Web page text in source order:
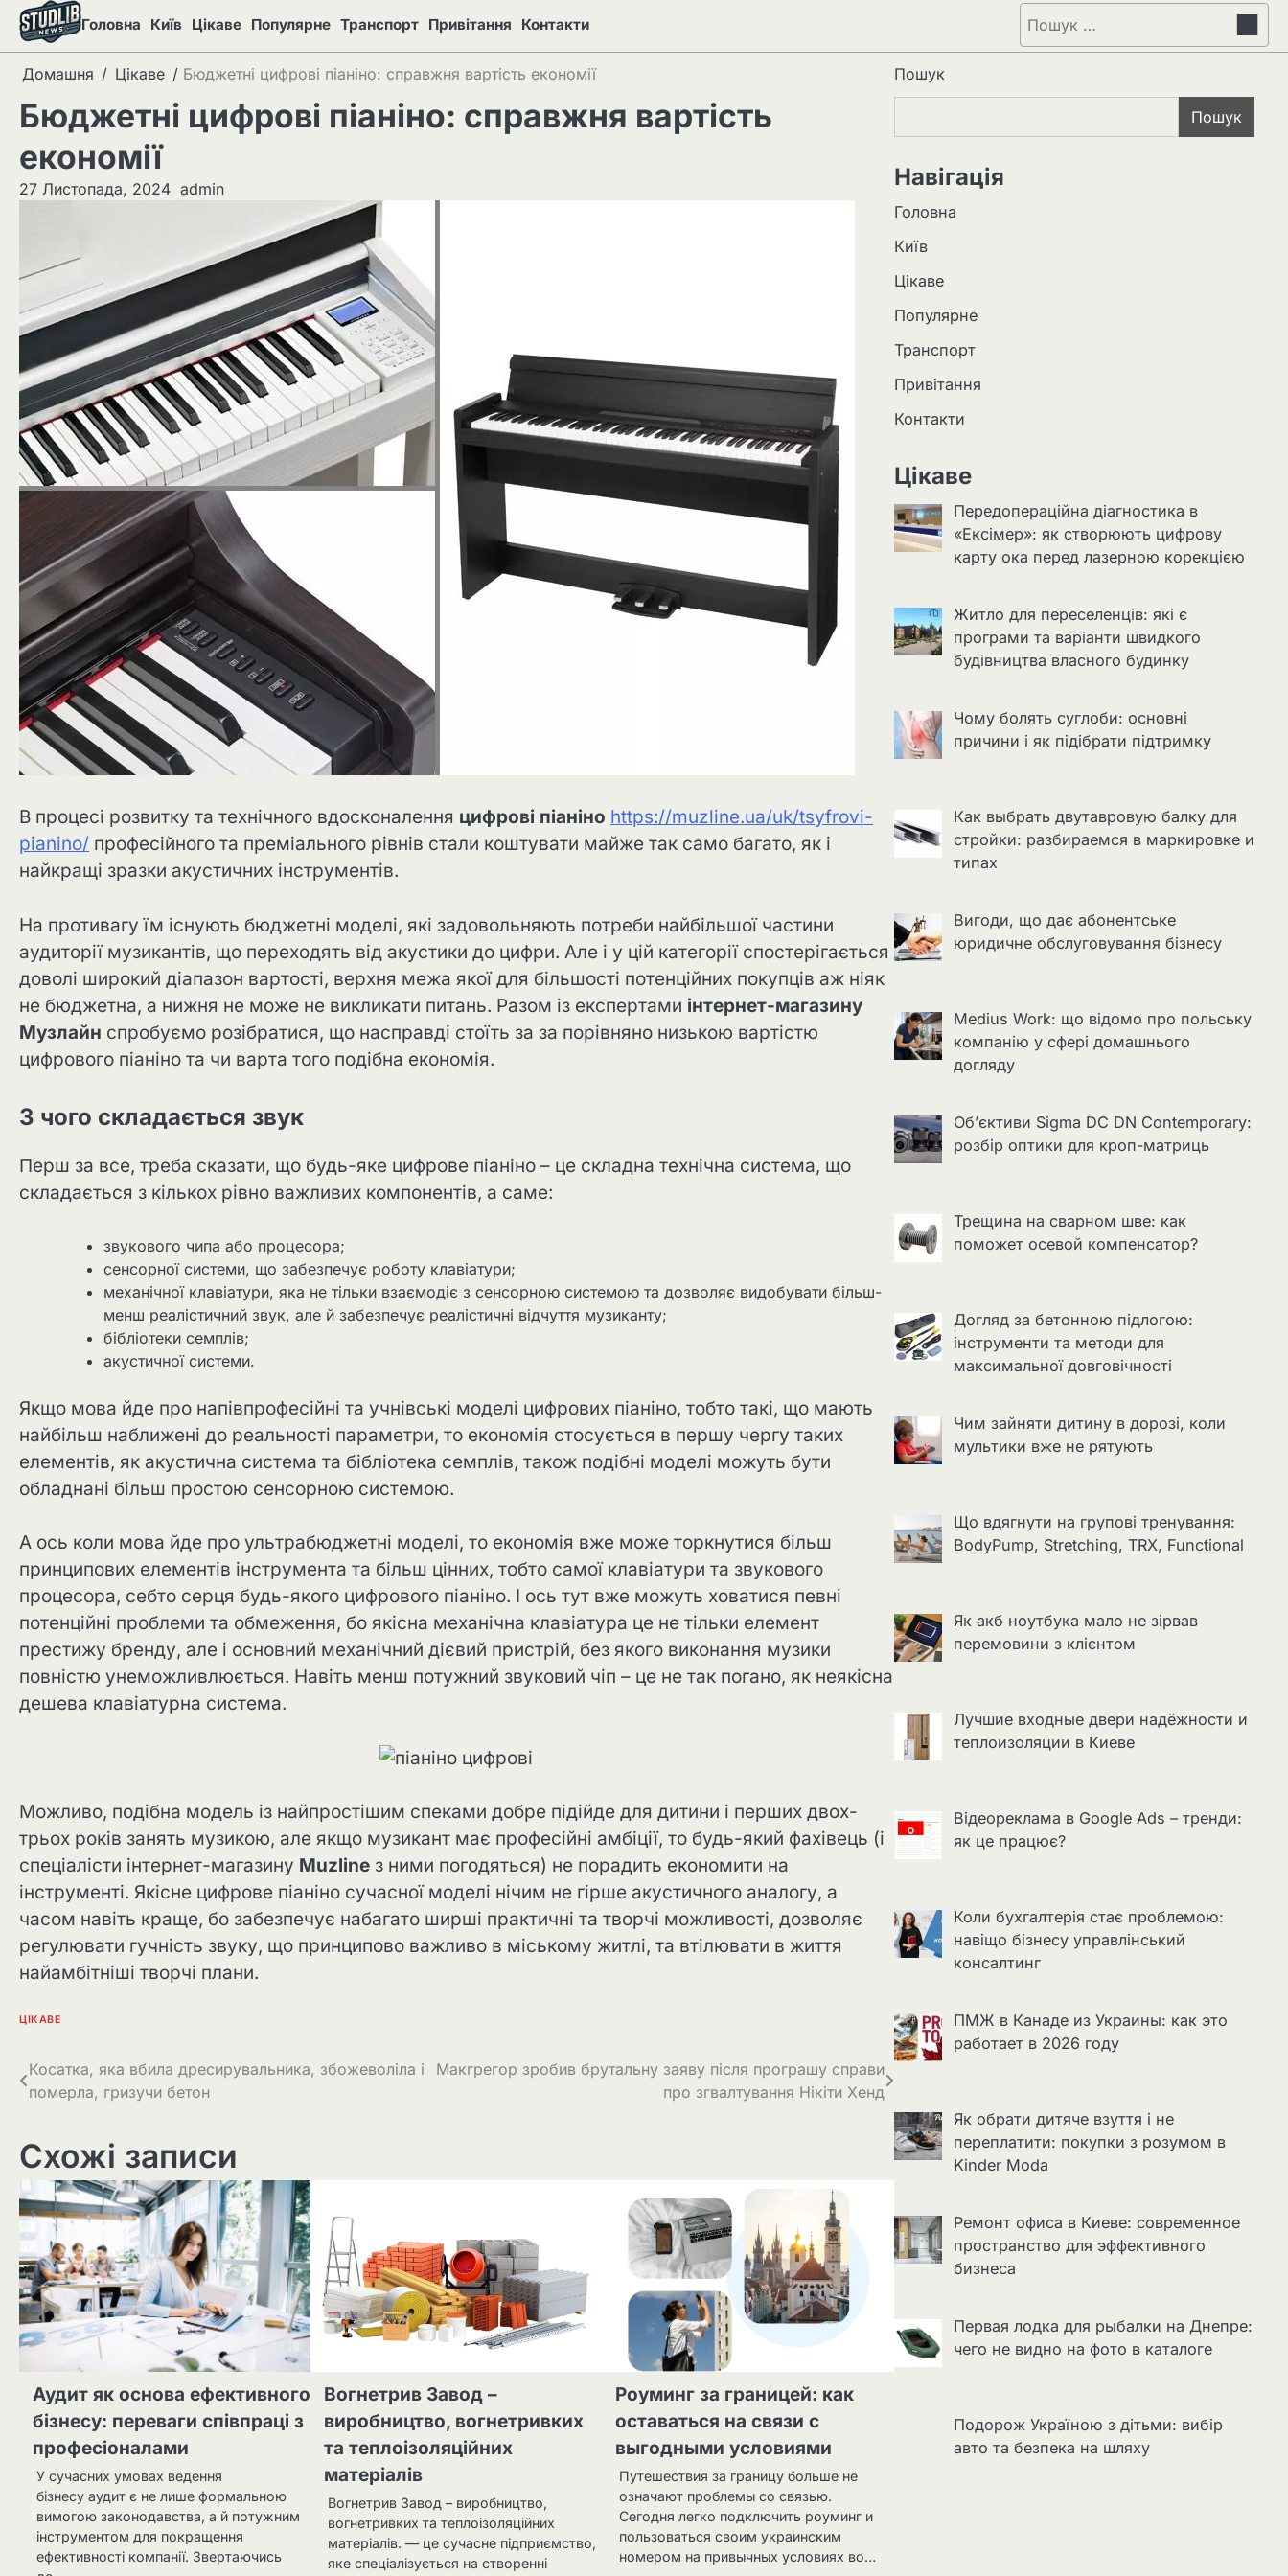
Перейти
вмісту
Головна Київ Цікаве Популярне Транспорт Привітання Контакти Пошук:
Домашня Цікаве Бюджетні цифрові піаніно: справжня вартість економії
Бюджетні цифрові піаніно: справжня вартість
економії
27 Листопада, 2024 admin
В процесі розвитку та технічного вдосконалення цифрові піаніно https://muzline.ua/uk/tsyfrovi-
pianino/ професійного та преміального рівнів стали коштувати майже так само багато, як і
найкращі зразки акустичних інструментів.
На противагу їм існують бюджетні моделі, які задовольняють потреби найбільшої частини
аудиторії музикантів, що переходять від акустики до цифри. Але і у цій категорії спостерігається
доволі широкий діапазон вартості, верхня межа якої для більшості потенційних покупців аж ніяк
не бюджетна, а нижня не може не викликати питань. Разом із експертами інтернет-магазину
Музлайн спробуємо розібратися, що насправді стоїть за за порівняно низькою вартістю
цифрового піаніно та чи варта того подібна економія.
З чого складається звук
Перш за все, треба сказати, що будь-яке цифрове піаніно – це складна технічна система, що
складається з кількох рівно важливих компонентів, а саме:
звукового чипа або процесора;
сенсорної системи, що забезпечує роботу клавіатури;
механічної клавіатури, яка не тільки взаємодіє з сенсорною системою та дозволяє видобувати більш-
менш реалістичний звук, але й забезпечує реалістичні відчуття музиканту;
бібліотеки семплів;
акустичної системи.
Якщо мова йде про напівпрофесійні та учнівські моделі цифрових піаніно, тобто такі, що мають
найбільш наближені до реальності параметри, то економія стосується в першу чергу таких
елементів, як акустична система та бібліотека семплів, також подібні моделі можуть бути
обладнані більш простою сенсорною системою.
А ось коли мова йде про ультрабюджетні моделі, то економія вже може торкнутися більш
принципових елементів інструмента та більш цінних, тобто самої клавіатури та звукового
процесора, себто серця будь-якого цифрового піаніно. І ось тут вже можуть ховатися певні
потенційні проблеми та обмеження, бо якісна механічна клавіатура це не тільки елемент
престижу бренду, але і основний механічний дієвий пристрій, без якого виконання музики
повністю унеможливлюється. Навіть менш потужний звуковий чіп – це не так погано, як неякісна
дешева клавіатурна система.
Можливо, подібна модель із найпростішим спеками добре підійде для дитини і перших двох-
трьох років занять музикою, але якщо музикант має професійні амбіції, то будь-який фахівець (і
спеціалісти інтернет-магазину Muzline з ними погодяться) не порадить економити на
інструменті. Якісне цифрове піаніно сучасної моделі нічим не гірше акустичного аналогу, а
часом навіть краще, бо забезпечує набагато ширші практичні та творчі можливості, дозволяє
регулювати гучність звуку, що принципово важливо в міському житлі, та втілювати в життя
найамбітніші творчі плани.
ЦІКАВЕ
Навігація
записів
Косатка, яка вбила дресирувальника, збожеволіла і
померла, гризучи бетон
Макгрегор зробив брутальну заяву після програшу справи
про згвалтування Нікіти Хенд
Схожі записи
Аудит як основа ефективного
бізнесу: переваги співпраці з
професіоналами
У сучасних умовах ведення
бізнесу аудит є не лише формальною
вимогою законодавства, а й потужним
інструментом для покращення
ефективності компанії. Звертаючись
Вогнетрив Завод –
виробництво, вогнетривких
та теплоізоляційних
матеріалів
Вогнетрив Завод – виробництво,
вогнетривких та теплоізоляційних
матеріалів. — це сучасне підприємство,
яке спеціалізується на створенні
Роуминг за границей: как
оставаться на связи с
выгодными условиями
Путешествия за границу больше не
означают проблемы со связью.
Сегодня легко подключить роуминг и
пользоваться своим украинским
номером на привычных условиях во…
Пошук
Пошук
Навігація
Головна
Київ
Цікаве
Популярне
Транспорт
Привітання
Контакти
Цікаве
Передопераційна діагностика в
«Ексімер»: як створюють цифрову
карту ока перед лазерною корекцією
Житло для переселенців: які є
програми та варіанти швидкого
будівництва власного будинку
Чому болять суглоби: основні
причини і як підібрати підтримку
Как выбрать двутавровую балку для
стройки: разбираемся в маркировке и
типах
Вигоди, що дає абонентське
юридичне обслуговування бізнесу
Medius Work: що відомо про польську
компанію у сфері домашнього
догляду
Об’єктиви Sigma DC DN Contemporary:
розбір оптики для кроп-матриць
Трещина на сварном шве: как
поможет осевой компенсатор?
Догляд за бетонною підлогою:
інструменти та методи для
максимальної довговічності
Чим зайняти дитину в дорозі, коли
мультики вже не рятують
Що вдягнути на групові тренування:
BodyPump, Stretching, TRX, Functional
Як акб ноутбука мало не зірвав
перемовини з клієнтом
Лучшие входные двери надёжности и
теплоизоляции в Киеве
Відеореклама в Google Ads – тренди:
як це працює?
Коли бухгалтерія стає проблемою:
навіщо бізнесу управлінський
консалтинг
ПМЖ в Канаде из Украины: как это
работает в 2026 году
Як обрати дитяче взуття і не
переплатити: покупки з розумом в
Kinder Moda
Ремонт офиса в Киеве: современное
пространство для эффективного
бизнеса
Первая лодка для рыбалки на Днепре:
чего не видно на фото в каталоге
Подорож Україною з дітьми: вибір
авто та безпека на шляху